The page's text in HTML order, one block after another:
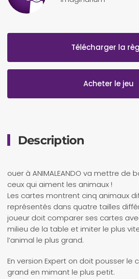
Télécharger la
Acheter le jeu
Description
ouer à ANIMALEANDO va mettre de
ceux qui aiment les animaux !
Les cartes montrent cinq animaux
représentés dans quatre tailles
joueur doit comparer ses cartes
milieu de la table et imiter le plus
l’animal le plus grand.
En version Expert on doit pousser le
grand en mimant le plus petit.